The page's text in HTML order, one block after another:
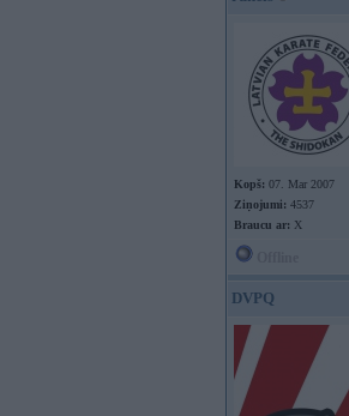
Kopš: 07. Mar 2007
Ziņojumi: 4537
Braucu ar: X
DVPQ